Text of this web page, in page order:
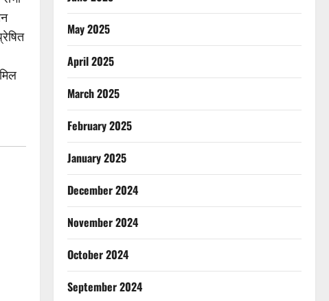
May 2025
April 2025
March 2025
February 2025
January 2025
December 2024
November 2024
October 2024
September 2024